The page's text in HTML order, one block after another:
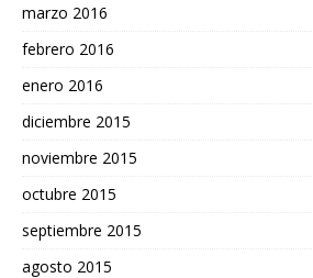
marzo 2016
febrero 2016
enero 2016
diciembre 2015
noviembre 2015
octubre 2015
septiembre 2015
agosto 2015